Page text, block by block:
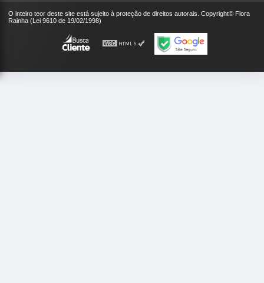
O inteiro teor deste site está sujeito à proteção de direitos autorais. Copyright© Flora
Rainha (Lei 9610 de 19/02/1998)